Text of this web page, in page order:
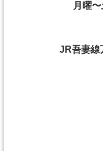
月曜
JR吾妻